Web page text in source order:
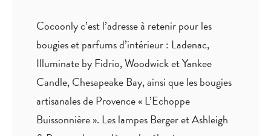
Cocoonly c’est l’adresse à retenir pour les
bougies et parfums d’intérieur : Ladenac,
Illuminate by Fidrio, Woodwick et Yankee
Candle, Chesapeake Bay, ainsi que les bougies
artisanales de Provence « L’Echoppe
Buissonnière ». Les lampes Berger et Ashleigh